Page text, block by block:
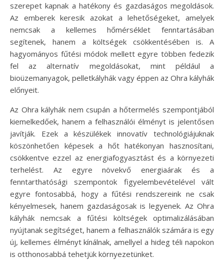
szerepet kapnak a hatékony és gazdaságos megoldások.
Az emberek keresik azokat a lehetőségeket, amelyek
nemcsak a kellemes hőmérséklet fenntartásában
segítenek, hanem a költségek csökkentésében is. A
hagyományos fűtési módok mellett egyre többen fedezik
fel az alternatív megoldásokat, mint például a
bioüzemanyagok, pelletkályhák vagy éppen az Ohra kályhák
előnyeit.
Az Ohra kályhák nem csupán a hőtermelés szempontjából
kiemelkedőek, hanem a felhasználói élményt is jelentősen
javítják. Ezek a készülékek innovatív technológiájuknak
köszönhetően képesek a hőt hatékonyan hasznosítani,
csökkentve ezzel az energiafogyasztást és a környezeti
terhelést. Az egyre növekvő energiaárak és a
fenntarthatósági szempontok figyelembevételével vált
egyre fontosabbá, hogy a fűtési rendszereink ne csak
kényelmesek, hanem gazdaságosak is legyenek. Az Ohra
kályhák nemcsak a fűtési költségek optimalizálásában
nyújtanak segítséget, hanem a felhasználók számára is egy
új, kellemes élményt kínálnak, amellyel a hideg téli napokon
is otthonosabbá tehetjük környezetünket.